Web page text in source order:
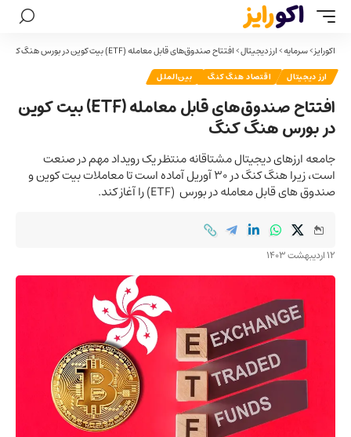
اکورایز>سرمایه>ارز دیجیتال>افتتاح صندوق‌های قابل معامله (ETF) بیت کوین در بورس هنگ کنگ
ارز دیجیتال اقتصاد هنگ کنگ بین‌الملل
افتتاح صندوق‌های قابل معامله (ETF) بیت کوین
در بورس هنگ کنگ
جامعه ارزهای دیجیتال مشتاقانه منتظر یک رویداد مهم در صنعت
است، زیرا هنگ کنگ در 30 آوریل آماده است تا معاملات بیت کوین و
صندوق های قابل معامله در بورس (ETF) را آغاز کند.
12 اردیبهشت 1403